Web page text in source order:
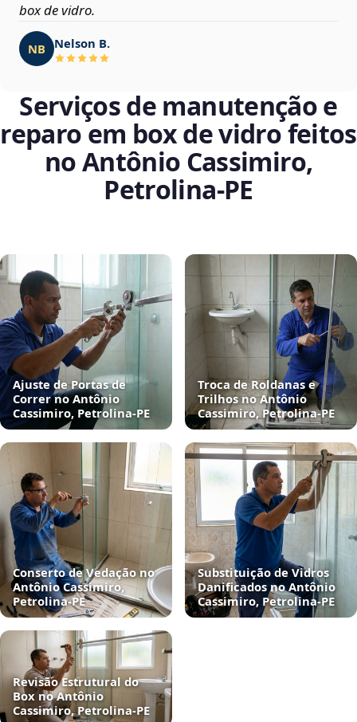
box de vidro.
NB Nelson B.
Serviços de manutenção e
reparo em box de vidro feitos
no Antônio Cassimiro,
Petrolina‑PE
Ajuste de Portas de
Correr no Antônio
Cassimiro, Petrolina‑PE
Troca de Roldanas e
Trilhos no Antônio
Cassimiro, Petrolina‑PE
Conserto de Vedação no
Antônio Cassimiro,
Petrolina‑PE
Substituição de Vidros
Danificados no Antônio
Cassimiro, Petrolina‑PE
Revisão Estrutural do
Box no Antônio
Cassimiro, Petrolina‑PE